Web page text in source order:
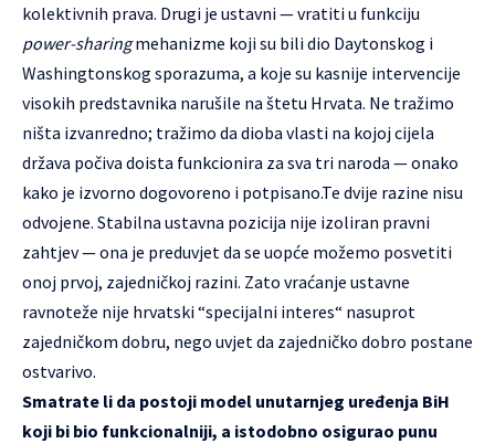
kolektivnih prava. Drugi je ustavni — vratiti u funkciju
power-sharingmehanizme koji su bili dio Daytonskog i
Washingtonskog sporazuma, a koje su kasnije intervencije
visokih predstavnika narušile na štetu Hrvata. Ne tražimo
ništa izvanredno; tražimo da dioba vlasti na kojoj cijela
država počiva doista funkcionira za sva tri naroda — onako
kako je izvorno dogovoreno i potpisano.Te dvije razine nisu
odvojene. Stabilna ustavna pozicija nije izoliran pravni
zahtjev — ona je preduvjet da se uopće možemo posvetiti
onoj prvoj, zajedničkoj razini. Zato vraćanje ustavne
ravnoteže nije hrvatski “specijalni interes“ nasuprot
zajedničkom dobru, nego uvjet da zajedničko dobro postane
ostvarivo.
Smatrate li da postoji model unutarnjeg uređenja BiH
koji bi bio funkcionalniji, a istodobno osigurao punu